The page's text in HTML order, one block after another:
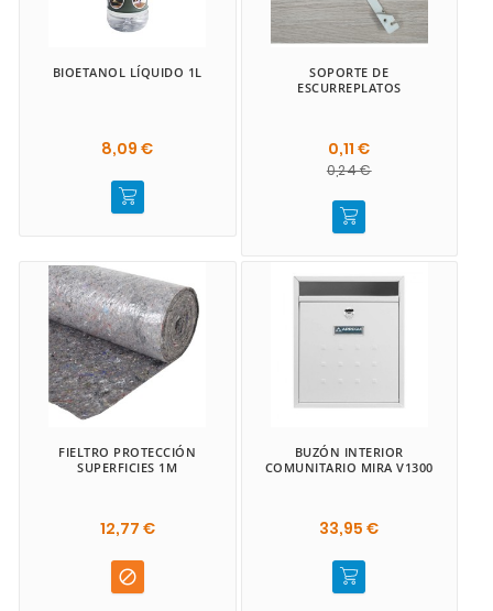
BIOETANOL LÍQUIDO 1L
8,09 €
SOPORTE DE
ESCURREPLATOS
0,11 €
0,24 €
FIELTRO PROTECCIÓN
SUPERFICIES 1M
12,77 €

BUZÓN INTERIOR
COMUNITARIO MIRA V1300
33,95 €